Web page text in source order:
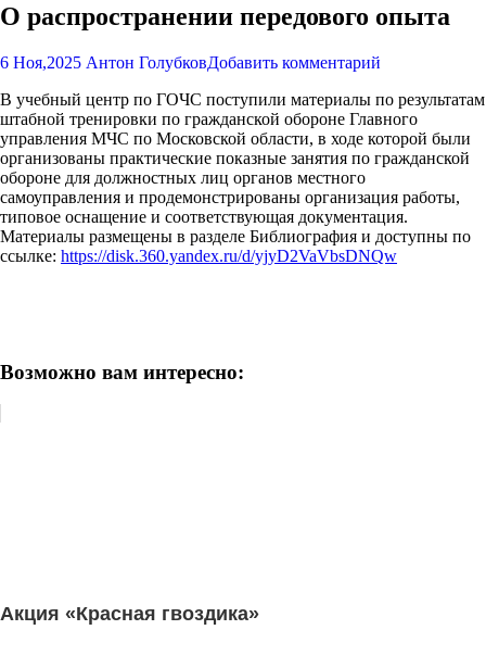
О распространении передового опыта
6 Ноя,2025 Антон ГолубковДобавить комментарий
В учебный центр по ГОЧС поступили материалы по результатам
штабной тренировки по гражданской обороне Главного
управления МЧС по Московской области, в ходе которой были
организованы практические показные занятия по гражданской
обороне для должностных лиц органов местного
самоуправления и продемонстрированы организация работы,
типовое оснащение и соответствующая документация.
Материалы размещены в разделе Библиография и доступны по
ссылке: https://disk.360.yandex.ru/d/yjyD2VaVbsDNQw
Возможно вам интересно:
Акция «Красная гвоздика»